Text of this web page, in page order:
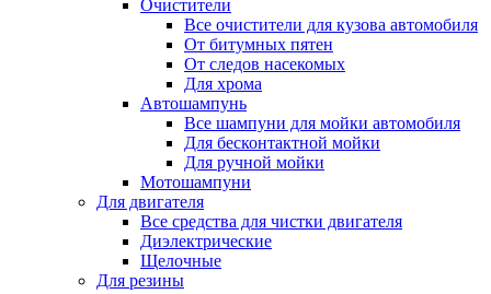
Очистители
Все очистители для кузова автомобиля
От битумных пятен
От следов насекомых
Для хрома
Автошампунь
Все шампуни для мойки автомобиля
Для бесконтактной мойки
Для ручной мойки
Мотошампуни
Для двигателя
Все средства для чистки двигателя
Диэлектрические
Щелочные
Для резины